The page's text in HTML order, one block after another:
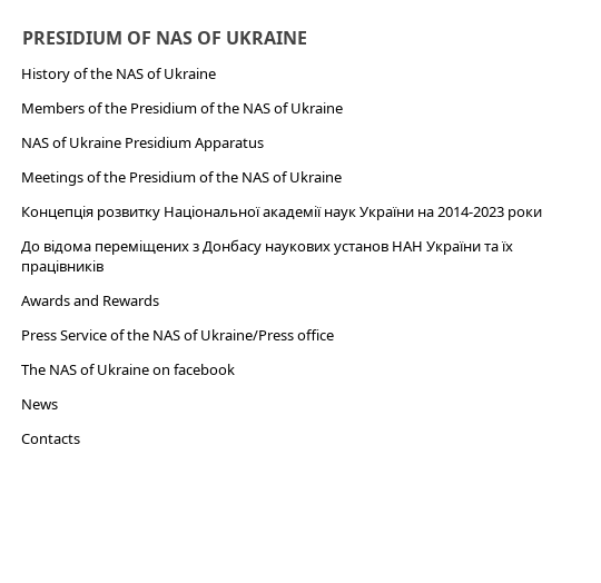
PRESIDIUM OF NAS OF UKRAINE
History of the NAS of Ukraine
Members of the Presidium of the NAS of Ukraine
NAS of Ukraine Presidium Apparatus​
Meetings of the Presidium of the NAS of Ukraine
Концепція розвитку Національної академії наук України на 2014-2023 роки
До відома переміщених з Донбасу наукових установ НАН України та їх
працівників
Awards and Rewards
Press Service of the NAS of Ukraine/Press office
The NAS of Ukraine on facebook
News
Сontacts